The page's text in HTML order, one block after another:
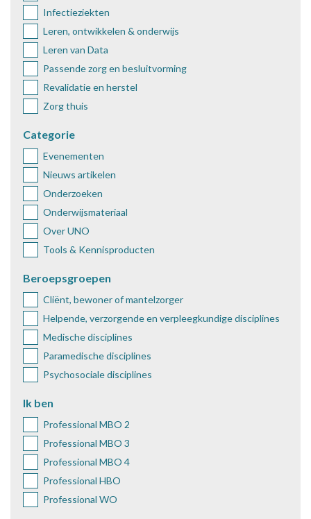
Infectieziekten
Leren, ontwikkelen & onderwijs
Leren van Data
Passende zorg en besluitvorming
Revalidatie en herstel
Zorg thuis
Categorie
Evenementen
Nieuws artikelen
Onderzoeken
Onderwijsmateriaal
Over UNO
Tools & Kennisproducten
Beroepsgroepen
Cliënt, bewoner of mantelzorger
Helpende, verzorgende en verpleegkundige disciplines
Medische disciplines
Paramedische disciplines
Psychosociale disciplines
Ik ben
Professional MBO 2
Professional MBO 3
Professional MBO 4
Professional HBO
Professional WO